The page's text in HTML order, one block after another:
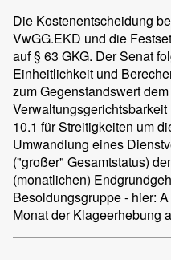
Die Kostenentscheidung
VwGG.EKD und die
auf § 63 GKG. Der Senat
Einheitlichkeit und
zum Gegenstandswert
10.1 für Streitigkeiten um
Umwandlung eines
("großer" Gesamtstatus)
(monatlichen)
Besoldungsgruppe - hier:
Monat der Klageerhebung